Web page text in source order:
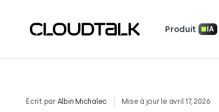
Produit IA
Écrit par Albin Michalec Mise à jour le avril 17, 2026